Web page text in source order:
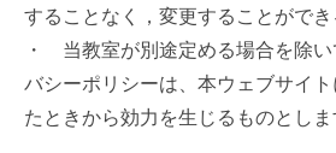
することなく，変更することができ
・ 当教室が別途定める場合を除い
バシーポリシーは、本ウェブサイト
たときから効力を生じるものとしま